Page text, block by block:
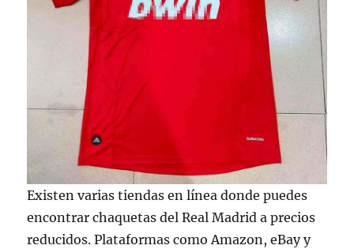
Existen varias tiendas en línea donde puedes
encontrar chaquetas del Real Madrid a precios
reducidos. Plataformas como Amazon, eBay y